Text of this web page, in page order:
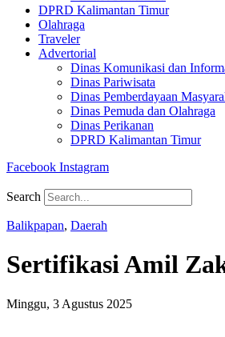
DPRD Kalimantan Timur
Olahraga
Traveler
Advertorial
Dinas Komunikasi dan
Dinas Pariwisata
Dinas Pemberdayaan
Dinas Pemuda dan Olahraga
Dinas Perikanan
DPRD Kalimantan Timur
Facebook Instagram
Search
Balikpapan, Daerah
Sertifikasi Amil
Minggu, 3 Agustus 2025